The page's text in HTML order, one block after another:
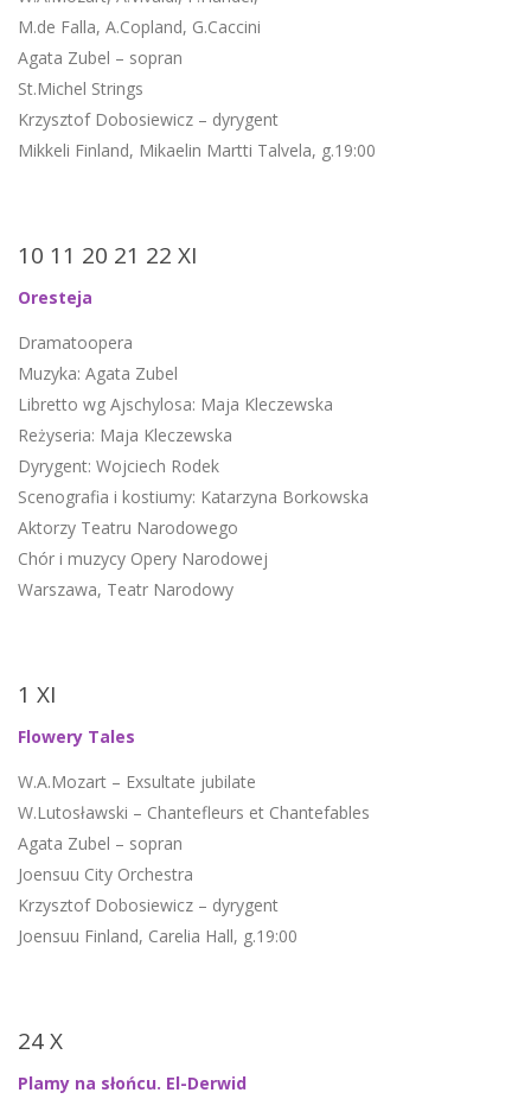
M.de Falla, A.Copland, G.Caccini
Agata Zubel – sopran
St.Michel Strings
Krzysztof Dobosiewicz – dyrygent
Mikkeli Finland, Mikaelin Martti Talvela, g.19:00
10 11 20 21 22 XI
Oresteja
Dramatoopera
Muzyka: Agata Zubel
Libretto wg Ajschylosa: Maja Kleczewska
Reżyseria: Maja Kleczewska
Dyrygent: Wojciech Rodek
Scenografia i kostiumy: Katarzyna Borkowska
Aktorzy Teatru Narodowego
Chór i muzycy Opery Narodowej
Warszawa, Teatr Narodowy
1 XI
Flowery Tales
W.A.Mozart – Exsultate jubilate
W.Lutosławski – Chantefleurs et Chantefables
Agata Zubel – sopran
Joensuu City Orchestra
Krzysztof Dobosiewicz – dyrygent
Joensuu Finland, Carelia Hall, g.19:00
24 X
Plamy na słońcu. El-Derwid